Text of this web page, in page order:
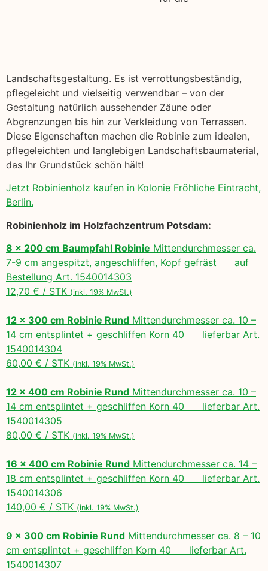
Landschaftsgestaltung. Es ist verrottungsbeständig,
pflegeleicht und vielseitig verwendbar – von der
Gestaltung natürlich aussehender Zäune oder
Abgrenzungen bis hin zur Verkleidung von Terrassen.
Diese Eigenschaften machen die Robinie zum idealen,
pflegeleichten und langlebigen Landschaftsbaumaterial,
das Ihr Grundstück schön hält!
Jetzt Robinienholz kaufen in Kolonie Fröhliche Eintracht,
Berlin.
Robinienholz im Holzfachzentrum Potsdam:
8 x 200 cm Baumpfahl Robinie Mittendurchmesser ca.
7-9 cm angespitzt, angeschliffen, Kopf gefräst auf
Bestellung Art. 1540014303
12,70 € / STK (inkl. 19% MwSt.)
12 x 300 cm Robinie Rund Mittendurchmesser ca. 10 –
14 cm entsplintet + geschliffen Korn 40 lieferbar Art.
1540014304
60,00 € / STK (inkl. 19% MwSt.)
12 x 400 cm Robinie Rund Mittendurchmesser ca. 10 –
14 cm entsplintet + geschliffen Korn 40 lieferbar Art.
1540014305
80,00 € / STK (inkl. 19% MwSt.)
16 x 400 cm Robinie Rund Mittendurchmesser ca. 14 –
18 cm entsplintet + geschliffen Korn 40 lieferbar Art.
1540014306
140,00 € / STK (inkl. 19% MwSt.)
9 x 300 cm Robinie Rund Mittendurchmesser ca. 8 – 10
cm entsplintet + geschliffen Korn 40 lieferbar Art.
1540014307